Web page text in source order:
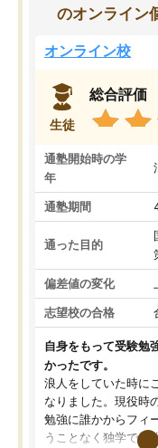
のオンライン
オンライン校
生徒
総合評価
通塾開始時の学
年
通塾期間
通った目的
偏差値の変化
志望校の合格
自身をもって受験勉
かったです。
浪人をしていた時に
なりました。現役時
勉強に誰かからフィ
うことなく独学で勉